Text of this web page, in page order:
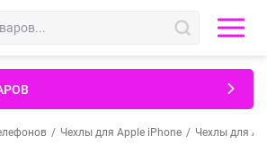
/ Чехлы для Apple iPhone / Чехлы для